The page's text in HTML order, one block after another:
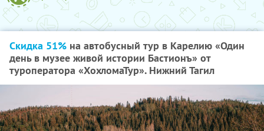
Скидка 51% на автобусный тур в Карелию «Один
день в музее живой истории Бастионъ» от
туроператора «ХохломаТур». Нижний Тагил